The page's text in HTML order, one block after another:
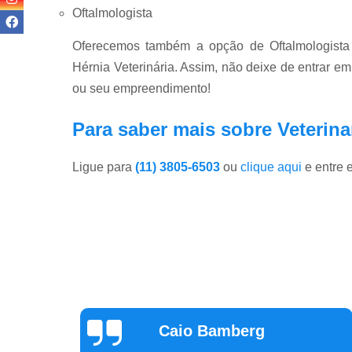
Oftalmologista
Oferecemos também a opção de
Hérnia Veterinária. Assim, não deixe de entrar
ou seu empreendimento!
Para saber mais sobre
Ligue para (11) 3805-6503 ou clique aqui e entre
Claudia Parizon
Tavares